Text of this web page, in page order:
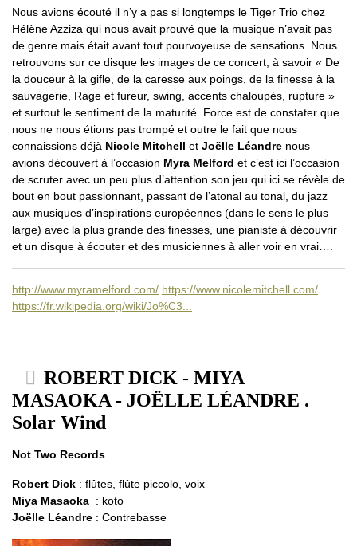
Nous avions écouté il n’y a pas si longtemps le Tiger Trio chez
Hélène Azziza qui nous avait prouvé que la musique n’avait pas
de genre mais était avant tout pourvoyeuse de sensations. Nous
retrouvons sur ce disque les images de ce concert, à savoir « De
la douceur à la gifle, de la caresse aux poings, de la finesse à la
sauvagerie, Rage et fureur, swing, accents chaloupés, rupture »
et surtout le sentiment de la maturité. Force est de constater que
nous ne nous étions pas trompé et outre le fait que nous
connaissions déjà Nicole Mitchell et Joëlle Léandre nous
avions découvert à l’occasion Myra Melford et c’est ici l’occasion
de scruter avec un peu plus d’attention son jeu qui ici se révèle de
bout en bout passionnant, passant de l’atonal au tonal, du jazz
aux musiques d’inspirations européennes (dans le sens le plus
large) avec la plus grande des finesses, une pianiste à découvrir
et un disque à écouter et des musiciennes à aller voir en vrai….
http://www.myramelford.com/ https://www.nicolemitchell.com/
https://fr.wikipedia.org/wiki/Jo%C3...
ROBERT DICK - MIYA
MASAOKA - JOËLLE LÉANDRE .
Solar Wind
Not Two Records
Robert Dick : flûtes, flûte piccolo, voix
Miya Masaoka : koto
Joëlle Léandre : Contrebasse